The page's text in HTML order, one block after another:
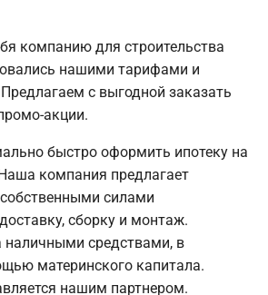
компанию для строительства
нашими тарифами и
с выгодной заказать
акции.
быстро оформить ипотеку на
компания предлагает
силами
сборку и монтаж.
средствами, в
материнского капитала.
нашим партнером.